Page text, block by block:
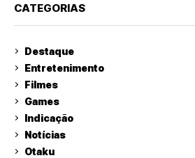
CATEGORIAS
Destaque
Entretenimento
Filmes
Games
Indicação
Notícias
Otaku